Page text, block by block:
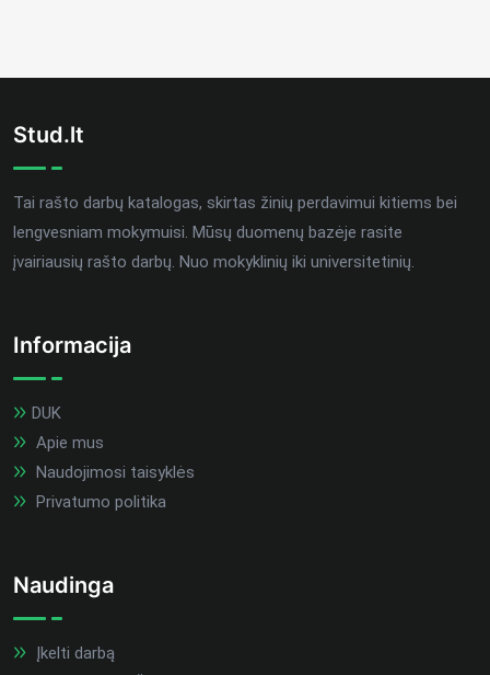
Stud.lt
Tai rašto darbų katalogas, skirtas žinių perdavimui kitiems bei
lengvesniam mokymuisi. Mūsų duomenų bazėje rasite
įvairiausių rašto darbų. Nuo mokyklinių iki universitetinių.
Informacija
DUK
Apie mus
Naudojimosi taisyklės
Privatumo politika
Naudinga
Įkelti darbą